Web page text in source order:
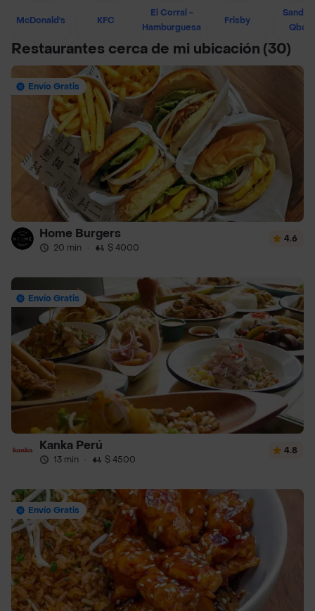
McDonald's KFC
El Corral -
Hamburguesa
Frisby
Restaurantes cerca de mi ubicación (30)
Envío Gratis
Home Burgers
20 min · $ 4000
4.6
Envío Gratis
Kanka Perú
13 min · $ 4500
4.8
Envío Gratis